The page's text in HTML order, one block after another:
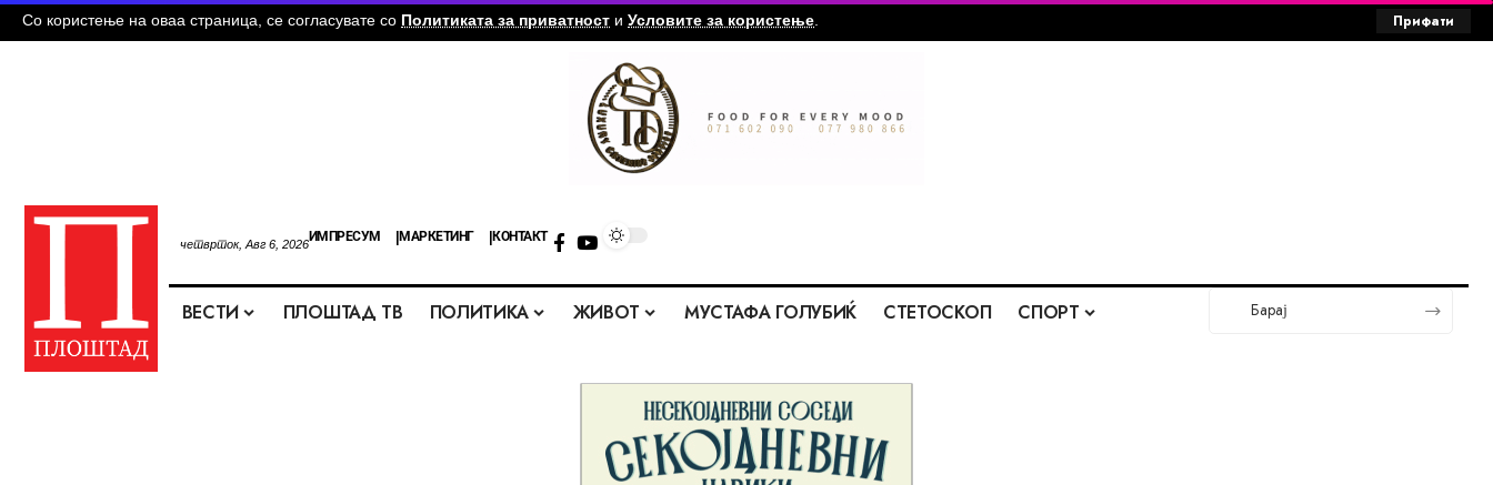
Со користење на оваа страница, се согласувате со Политиката за приватност и Условите за користење. Прифати
четврток, Авг 6, 2026ИМПРЕСУМ МАРКЕТИНГ КОНТАКТ
ВЕСТИ ПЛОШТАД ТВ ПОЛИТИКА ЖИВОТ МУСТАФА ГОЛУБИЌ СТЕТОСКОП СПОРТ